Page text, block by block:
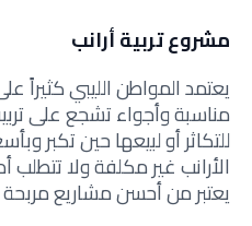
مشروع تربية أرانب
يعتمد المواطن الليبي كثيراً
مناسبة وأجواء تشجع على
للتكاثر أو لبيعها حين تكبر
الأرانب غير مكلفة ولا تتطلب
يعتبر من أحسن مشاريع